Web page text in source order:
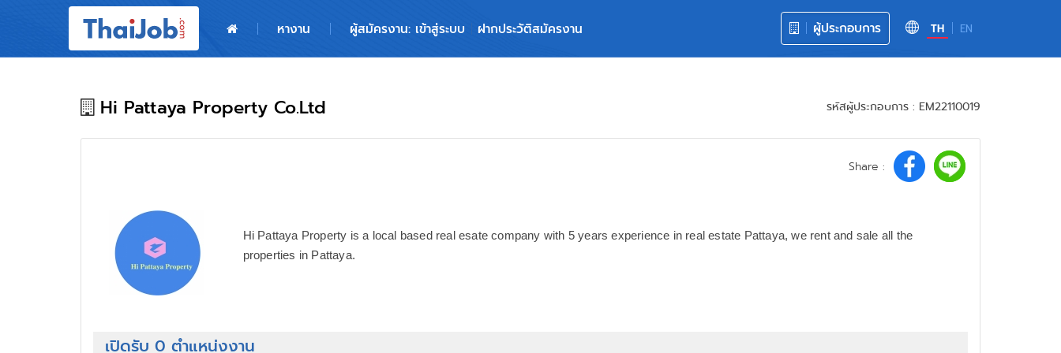
TH EN
ผู้ประกอบการ
หางาน ผู้สมัครงาน: เข้าสู่ระบบ ฝากประวัติสมัครงาน
ผู้สมัครงาน: เข้าสู่ระบบ
Hi Pattaya Property Co.Ltd รหัสผู้ประกอบการ : EM22110019
Share :
Hi Pattaya Property is a local based real esate company with 5 years experience in real estate Pattaya, we rent and sale all the
properties in Pattaya.
เปิดรับ 0 ตำแหน่งงาน